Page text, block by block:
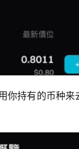
持有的币种